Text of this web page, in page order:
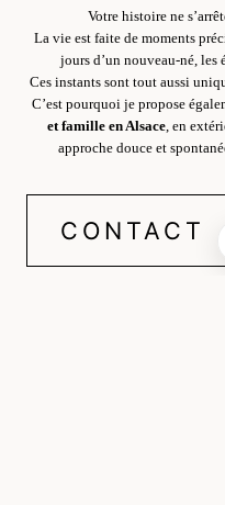
Votre histoire ne
La vie est faite de moments
jours d’un nouveau-né,
Ces instants sont tout aussi
C’est pourquoi je propose
et famille en Alsace, en
approche douce et
CONTACT